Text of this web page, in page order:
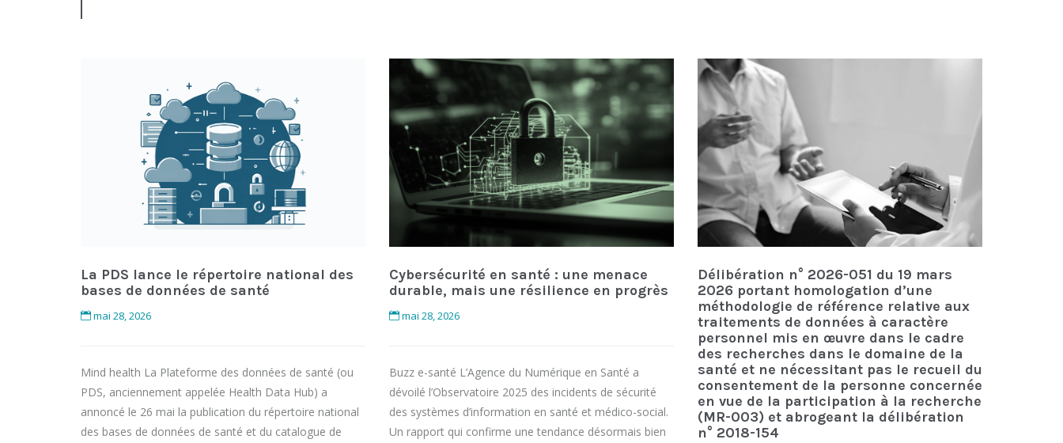
La PDS lance le répertoire national des
bases de données de santé
mai 28, 2026
Mind health La Plateforme des données de santé (ou
PDS, anciennement appelée Health Data Hub) a
annoncé le 26 mai la publication du répertoire national
des bases de données de santé et du catalogue de
Cybersécurité en santé : une menace
durable, mais une résilience en progrès
mai 28, 2026
Buzz e-santé L’Agence du Numérique en Santé a
dévoilé l’Observatoire 2025 des incidents de sécurité
des systèmes d’information en santé et médico-social.
Un rapport qui confirme une tendance désormais bien
Délibération n° 2026-051 du 19 mars
2026 portant homologation d’une
méthodologie de référence relative aux
traitements de données à caractère
personnel mis en œuvre dans le cadre
des recherches dans le domaine de la
santé et ne nécessitant pas le recueil du
consentement de la personne concernée
en vue de la participation à la recherche
(MR-003) et abrogeant la délibération
n° 2018-154